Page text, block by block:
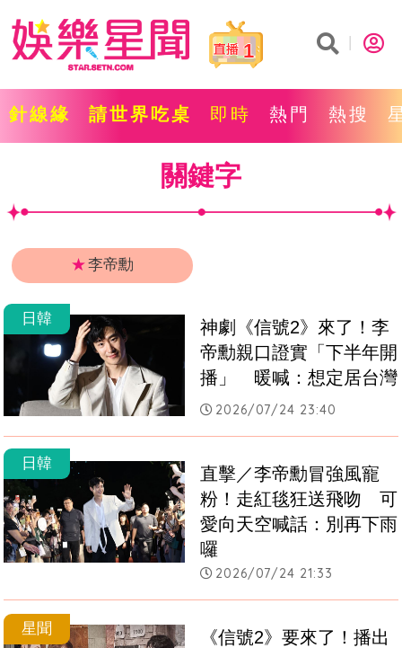
1
針線緣 請世界吃桌 即時 熱門 熱搜
關鍵字
★李帝勳
日韓
神劇《信號2》來了！李
帝勳親口證實「下半年開
播」　暖喊：想定居台灣
2026/07/24 23:40
日韓
直擊／李帝勳冒強風寵
粉！走紅毯狂送飛吻　可
愛向天空喊話：別再下雨
囉
2026/07/24 21:33
星聞
《信號2》要來了！播出